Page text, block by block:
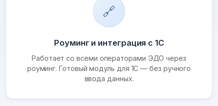
🔗
Роуминг и интеграция с 1С
Работает со всеми операторами ЭДО через
роуминг. Готовый модуль для 1С — без ручного
ввода данных.